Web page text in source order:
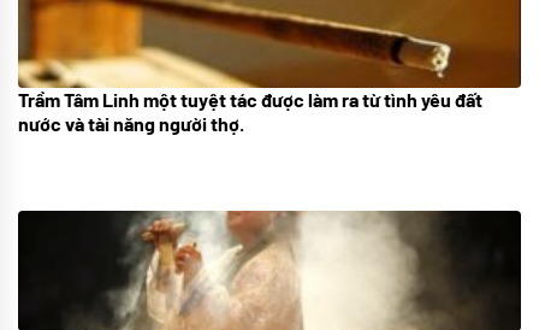
09/06/2024
Trầm Tâm Linh một tuyệt tác được làm ra từ tình yêu đất
nước và tài năng người thợ.